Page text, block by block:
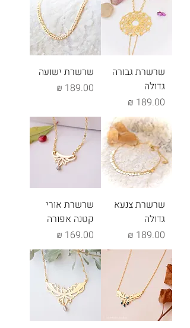
שרשרת גבורה
גדולה
מחיר
שרשרת ישועה
מחיר
שרשרת צנעא
גדולה
מחיר
שרשרת אורי
קטנה אפורה
מחיר